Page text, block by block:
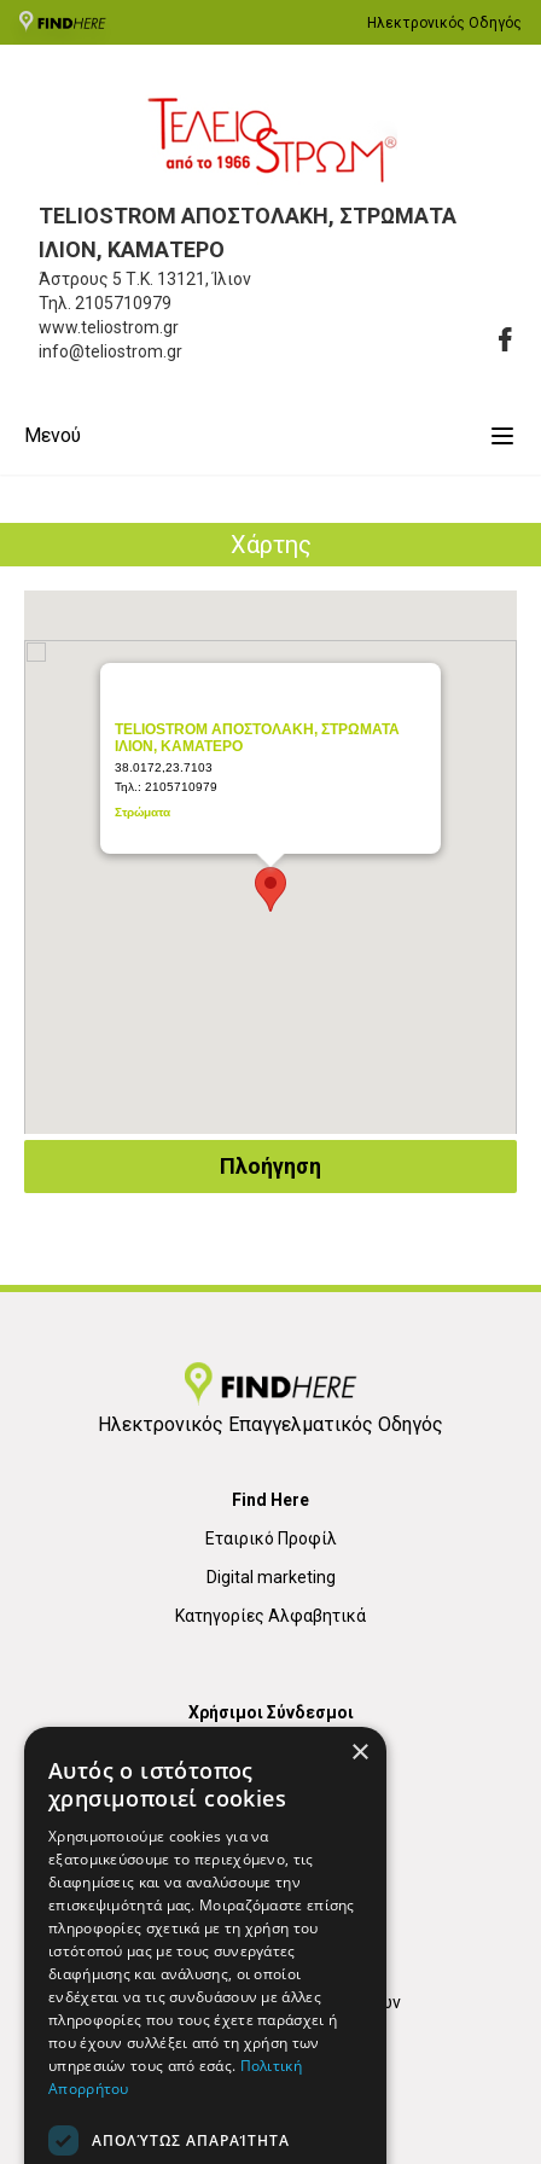
Ηλεκτρονικός Οδηγός
TELIOSTROM ΑΠΟΣΤΟΛΑΚΗ, ΣΤΡΩΜΑΤΑ
ΙΛΙΟΝ, ΚΑΜΑΤΕΡΟ
Άστρους 5 Τ.Κ. 13121, Ίλιον
Τηλ. 2105710979
www.teliostrom.gr
info@teliostrom.gr
Μενού
Χάρτης
TELIOSTROM ΑΠΟΣΤΟΛΑΚΗ, ΣΤΡΩΜΑΤΑ
ΙΛΙΟΝ, ΚΑΜΑΤΕΡΟ
38.0172,23.7103
Τηλ.: 2105710979
Στρώματα
Πλοήγηση
Ηλεκτρονικός Επαγγελματικός Οδηγός
Find Here
Εταιρικό Προφίλ
Digital marketing
Κατηγορίες Αλφαβητικά
Χρήσιμοι Σύνδεσμοι
Χρήσιμα Τηλέφωνα
Εφημερεύοντα Φαρμακεία
Απόρρητο
Όροι Χρήσης
Πολιτική προστασίας δεδομένων
Findhere
Social Media
×
Αυτός ο ιστότοπος
χρησιμοποιεί cookies
Χρησιμοποιούμε cookies για να
εξατομικεύσουμε το περιεχόμενο, τις
διαφημίσεις και να αναλύσουμε την
επισκεψιμότητά μας. Μοιραζόμαστε επίσης
πληροφορίες σχετικά με τη χρήση του
ιστότοπού μας με τους συνεργάτες
διαφήμισης και ανάλυσης, οι οποίοι
ενδέχεται να τις συνδυάσουν με άλλες
πληροφορίες που τους έχετε παράσχει ή
που έχουν συλλέξει από τη χρήση των
υπηρεσιών τους από εσάς. Πολιτική
Απορρήτου
ΑΠΟΛΎΤΩΣ ΑΠΑΡΑΊΤΗΤΑ